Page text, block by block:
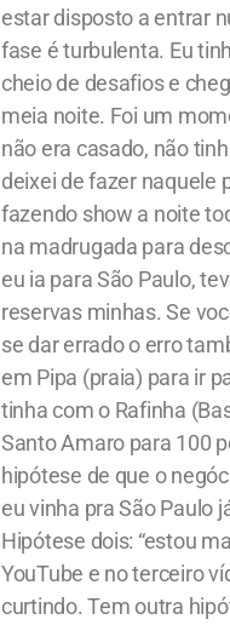
estar disposto a entrar
fase é turbulenta. Eu
cheio de desafios e
meia noite. Foi um
não era casado, não
deixei de fazer naquele
fazendo show a noite
na madrugada para
eu ia para São Paulo,
reservas minhas. Se
se dar errado o erro
em Pipa (praia) para ir
tinha com o Rafinha
Santo Amaro para 100
hipótese de que o
eu vinha pra São Paulo
Hipótese dois: “estou
YouTube e no terceiro
curtindo. Tem outra